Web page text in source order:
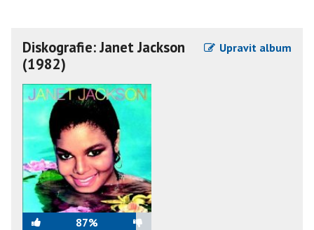
Diskografie: Janet Jackson
(1982)
Upravit album
87%